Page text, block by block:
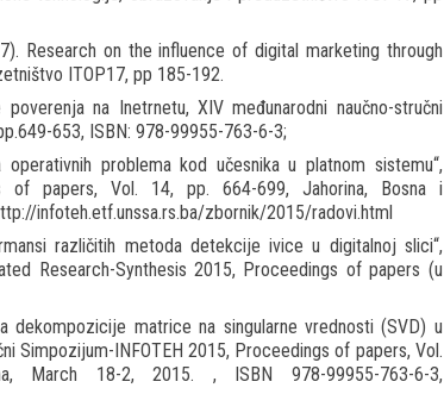
Research on the influence of digital marketing through
ITOP17, pp 185-192.
na Inetrnetu, XIV međunarodni naučno-stručni
653, ISBN: 978-99955-763-6-3;
problema kod učesnika u platnom sistemu“,
of papers, Vol. 14, pp. 664-699, Jahorina, Bosna i
infoteh.etf.unssa.rs.ba/zbornik/2015/radovi.html
različitih metoda detekcije ivice u digitalnoj slici“,
Research-Synthesis 2015, Proceedings of papers (u
dekompozicije matrice na singularne vrednosti (SVD) u
Simpozijum-INFOTEH 2015, Proceedings of papers, Vol.
March 18-2, 2015. , ISBN 978-99955-763-6-3,